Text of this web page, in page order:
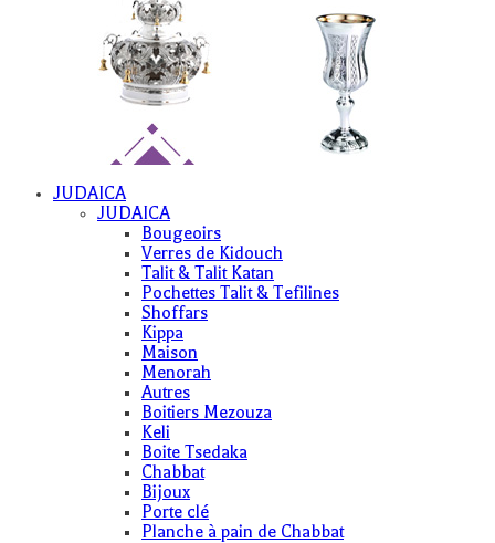
JUDAICA
JUDAICA
Bougeoirs
Verres de Kidouch
Talit & Talit Katan
Pochettes Talit & Tefilines
Shoffars
Kippa
Maison
Menorah
Autres
Boitiers Mezouza
Keli
Boite Tsedaka
Chabbat
Bijoux
Porte clé
Planche à pain de Chabbat